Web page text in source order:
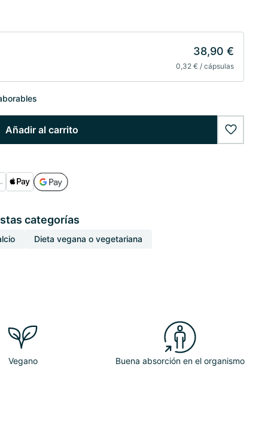
38,90 €
0,32 € / cápsulas
Añadir al carrito
categorías
Dieta vegana o vegetariana
Vegano Buena absorción en el organismo